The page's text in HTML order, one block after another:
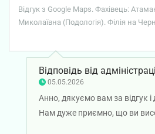
спілкуванні. Завжди отримую
сервіс. Рекомендую!
Відгук з Google Maps. Фахівець:
Миколаївна (Подологія). Філія на
Відповідь від
05.05.2026
Анно, дякуємо вам за відгук і
Нам дуже приємно, що ви
професіоналізм подолога